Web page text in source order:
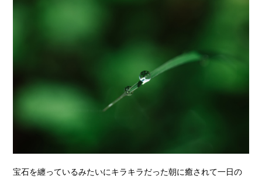
宝石を纏っているみたいにキラキラだった朝に癒されて一日の